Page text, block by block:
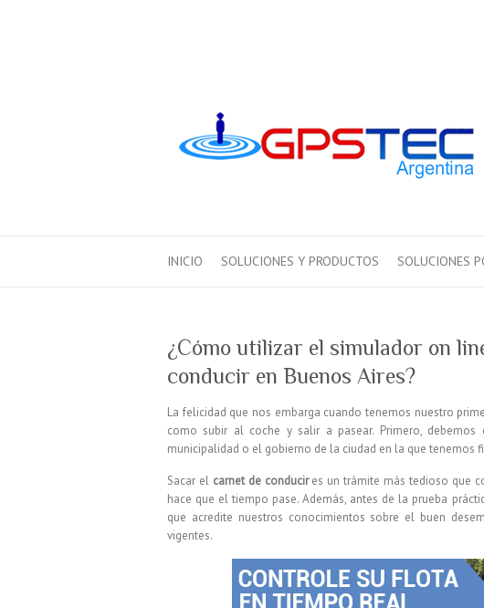
INICIO SOLUCIONES Y PRODUCTOS SOLUCIONES
¿Cómo utilizar el simulador on
conducir en Buenos Aires?
La felicidad que nos embarga cuando tenemos nuestro
como subir al coche y salir a pasear. Primero, debemos
municipalidad o el gobierno de la ciudad en la que tenemos
Sacar el carnet de conducires un trámite más tedioso que
hace que el tiempo pase. Además, antes de la prueba
que acredite nuestros conocimientos sobre el buen
vigentes.